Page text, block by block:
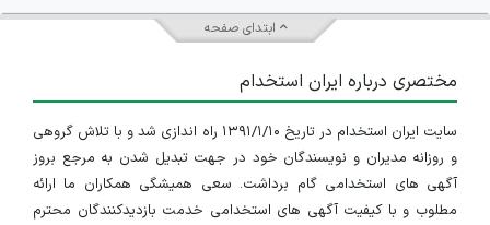
ابتدای صفحه
مختصری درباره ایران استخدام
سایت ایران استخدام در تاریخ ۱۳۹۱/۱/۱۰ راه اندازی شد و با تلاش گروهی
و روزانه مدیران و نویسندگان خود در جهت تبدیل شدن به مرجع بروز
آگهی های استخدامی گام برداشت. سعی همیشگی همکاران ما ارائه
مطلوب و با کیفیت آگهی های استخدامی خدمت بازدیدکنندگان محترم